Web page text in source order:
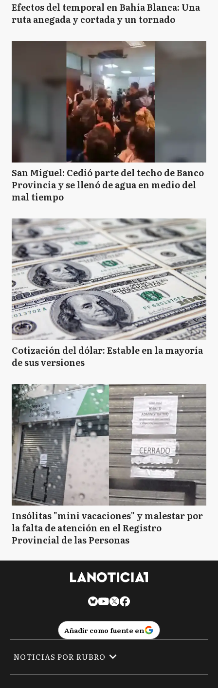
Efectos del temporal en Bahía Blanca: Una
ruta anegada y cortada y un tornado
San Miguel: Cedió parte del techo de Banco
Provincia y se llenó de agua en medio del
mal tiempo
Cotización del dólar: Estable en la mayoría
de sus versiones
Insólitas "mini vacaciones" y malestar por
la falta de atención en el Registro
Provincial de las Personas
Añadir como fuente en
NOTICIAS POR RUBRO